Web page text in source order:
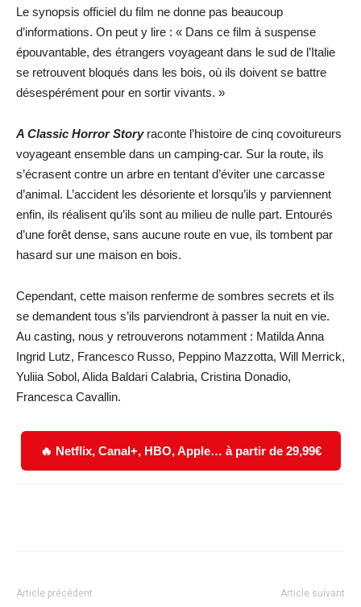
Le synopsis officiel du film ne donne pas beaucoup
d’informations. On peut y lire : « Dans ce film à suspense
épouvantable, des étrangers voyageant dans le sud de l’Italie
se retrouvent bloqués dans les bois, où ils doivent se battre
désespérément pour en sortir vivants. »
A Classic Horror Story raconte l’histoire de cinq covoitureurs
voyageant ensemble dans un camping-car. Sur la route, ils
s’écrasent contre un arbre en tentant d’éviter une carcasse
d’animal. L’accident les désoriente et lorsqu’ils y parviennent
enfin, ils réalisent qu’ils sont au milieu de nulle part. Entourés
d’une forêt dense, sans aucune route en vue, ils tombent par
hasard sur une maison en bois.
Cependant, cette maison renferme de sombres secrets et ils
se demandent tous s’ils parviendront à passer la nuit en vie.
Au casting, nous y retrouverons notamment : Matilda Anna
Ingrid Lutz, Francesco Russo, Peppino Mazzotta, Will Merrick,
Yuliia Sobol, Alida Baldari Calabria, Cristina Donadio,
Francesca Cavallin.
🔥 Netflix, Canal+, HBO, Apple… à partir de 29,99€
Article précédent Article suivant